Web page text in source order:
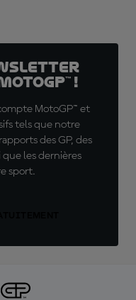
!
MotoGP™ et
tels que notre
des GP, des
les dernières
sport.